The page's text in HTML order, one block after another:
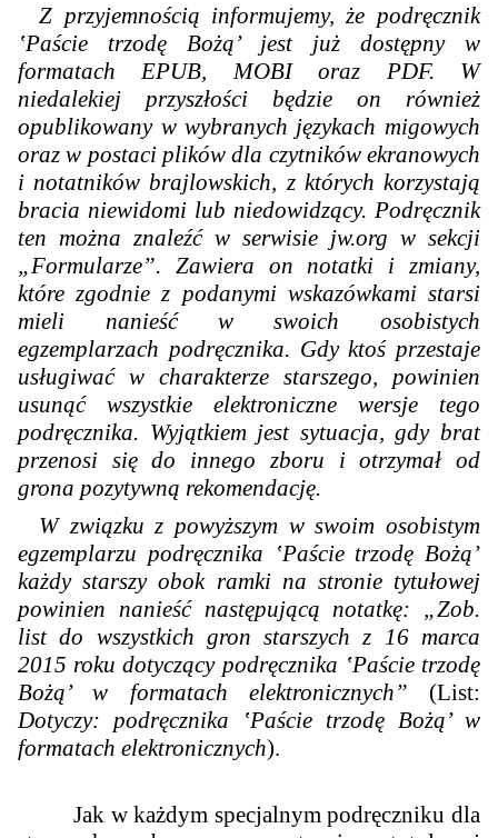
Z przyjemnością informujemy, że podręcznik
‛Paście trzodę Bożą’ jest już dostępny w
formatach EPUB, MOBI oraz PDF. W
niedalekiej przyszłości będzie on również
opublikowany w wybranych językach migowych
oraz w postaci plików dla czytników ekranowych
i notatników brajlowskich, z których korzystają
bracia niewidomi lub niedowidzący. Podręcznik
ten można znaleźć w serwisie jw.org w sekcji
„Formularze”. Zawiera on notatki i zmiany,
które zgodnie z podanymi wskazówkami starsi
mieli nanieść w swoich osobistych
egzemplarzach podręcznika. Gdy ktoś przestaje
usługiwać w charakterze starszego, powinien
usunąć wszystkie elektroniczne wersje tego
podręcznika. Wyjątkiem jest sytuacja, gdy brat
przenosi się do innego zboru i otrzymał od
grona pozytywną rekomendację.
W związku z powyższym w swoim osobistym
egzemplarzu podręcznika ‛Paście trzodę Bożą’
każdy starszy obok ramki na stronie tytułowej
powinien nanieść następującą notatkę: „Zob.
list do wszystkich gron starszych z 16 marca
2015 roku dotyczący podręcznika ‛Paście trzodę
Bożą’ w formatach elektronicznych” (List:
Dotyczy: podręcznika ‛Paście trzodę Bożą’ w
formatach elektronicznych).
Jak w każdym specjalnym podręczniku dla